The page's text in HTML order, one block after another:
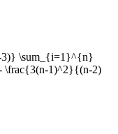
3)} \sum_{i=1}^{n}
\frac{3(n-1)^2}{(n-2)